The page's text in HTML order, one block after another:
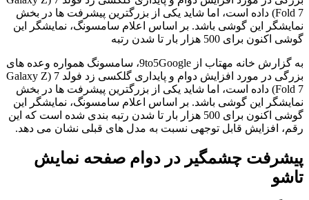
Fold 7) داده است، اما شاید یکی از بزرگترین پیشرفت ها در بخش
نمایشگر این گوشی باشد. بر اساس اعلام سامسونگ، نمایشگر این
گوشی اکنون برای 500 هزار بار تا شدن رتبه
به گزارش خانه مهتاب از 9to5Google، سامسونگ همواره وعده های
بزرگی در مورد افزایش دوام و پایداری گلکسی زد فولد 7 (Galaxy Z
Fold 7) داده است، اما شاید یکی از بزرگترین پیشرفت ها در بخش
نمایشگر این گوشی باشد. بر اساس اعلام سامسونگ، نمایشگر این
گوشی اکنون برای 500 هزار بار تا شدن رتبه بندی شده است که این
رقم، افزایش قابل توجهی نسبت به مدل های قبلی نشان می دهد.
پیشرفت چشمگیر در دوام صفحه نمایش
تاشو